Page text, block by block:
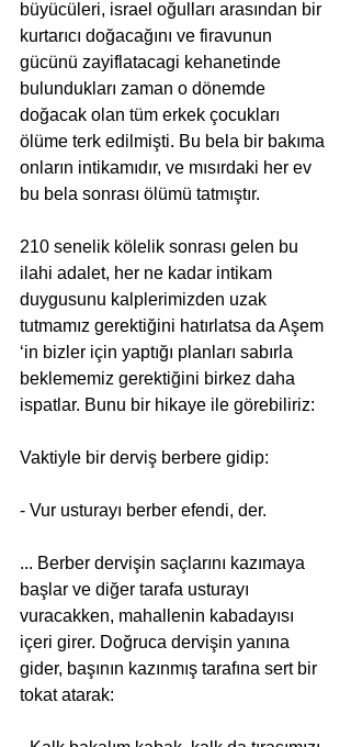
büyücüleri, israel oğulları arasından bir
kurtarıcı doğacağını ve firavunun
gücünü zayiflatacagi kehanetinde
bulundukları zaman o dönemde
doğacak olan tüm erkek çocukları
ölüme terk edilmişti. Bu bela bir bakıma
onların intikamıdır, ve mısırdaki her ev
bu bela sonrası ölümü tatmıştır.
210 senelik kölelik sonrası gelen bu
ilahi adalet, her ne kadar intikam
duygusunu kalplerimizden uzak
tutmamız gerektiğini hatırlatsa da Aşem
‘in bizler için yaptığı planları sabırla
beklememiz gerektiğini birkez daha
ispatlar. Bunu bir hikaye ile görebiliriz:
Vaktiyle bir derviş berbere gidip:
- Vur usturayı berber efendi, der.
... Berber dervişin saçlarını kazımaya
başlar ve diğer tarafa usturayı
vuracakken, mahallenin kabadayısı
içeri girer. Doğruca dervişin yanına
gider, başının kazınmış tarafına sert bir
tokat atarak: